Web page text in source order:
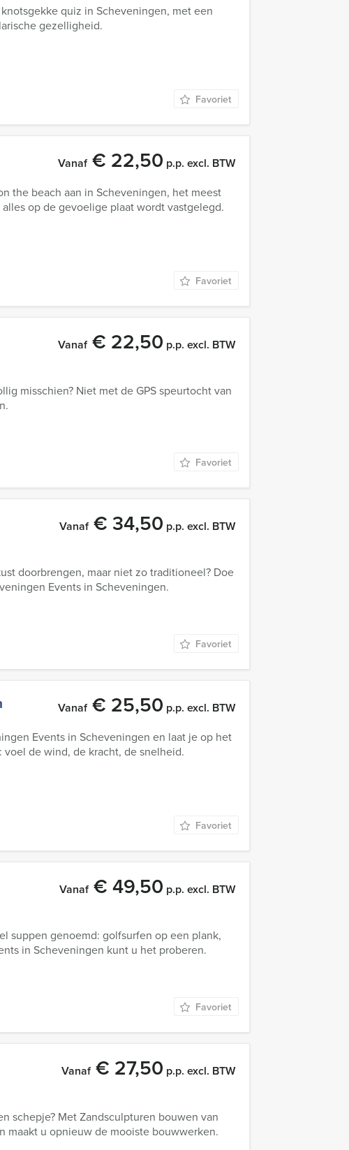
quiz in Scheveningen, met een
gezelligheid.
Favoriet
Vanaf€ 22,50 p.p. excl. BTW
the beach aan in Scheveningen, het meest
op de gevoelige plaat wordt vastgelegd.
Favoriet
Vanaf€ 22,50 p.p. excl. BTW
misschien? Niet met de GPS speurtocht van
Favoriet
Vanaf€ 34,50 p.p. excl. BTW
doorbrengen, maar niet zo traditioneel? Doe
Events in Scheveningen.
Favoriet
Vanaf€ 25,50 p.p. excl. BTW
Events in Scheveningen en laat je op het
de wind, de kracht, de snelheid.
Favoriet
Vanaf€ 49,50 p.p. excl. BTW
suppen genoemd: golfsurfen op een plank,
in Scheveningen kunt u het proberen.
Favoriet
Vanaf€ 27,50 p.p. excl. BTW
schepje? Met Zandsculpturen bouwen van
maakt u opnieuw de mooiste bouwwerken.